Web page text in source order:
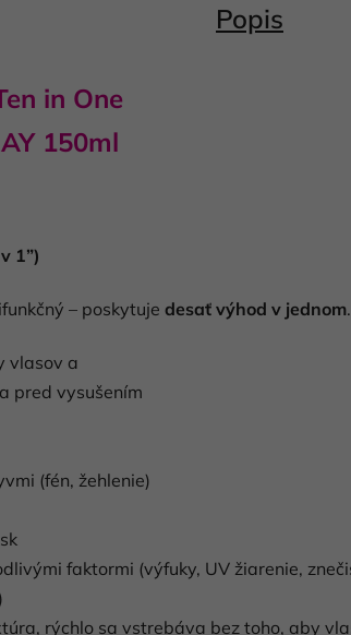
Popis
in One
150ml
1”)
– poskytuje desať výhod v jednom
vlasov a
pred vysušením
(fén, žehlenie)
faktormi (výfuky, UV žiarenie,
rýchlo sa vstrebáva bez toho, aby